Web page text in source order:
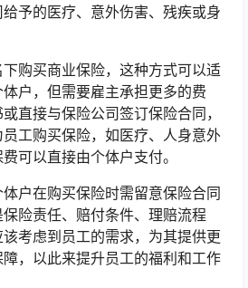
予的医疗、意外伤害、残疾或身
购买商业保险，这种方式可以适
户，但需要雇主承担更多的费
直接与保险公司签订保险合同，
工购买保险，如医疗、人身意外
可以直接由个体户支付。
户在购买保险时需留意保险合同
险责任、赔付条件、理赔流程
考虑到员工的需求，为其提供更
，以此来提升员工的福利和工作